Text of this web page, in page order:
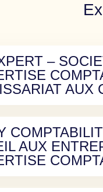
–
AUX
AUX